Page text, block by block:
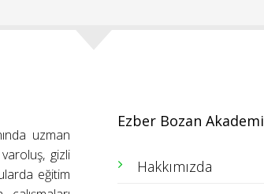
uzman
gizli
eğitim
Ezber Bozan Akademi
Hakkımızda